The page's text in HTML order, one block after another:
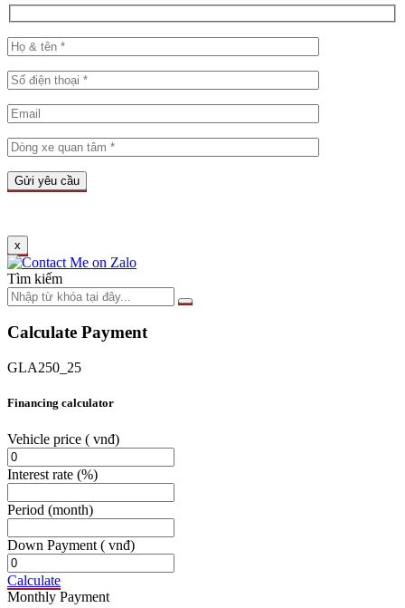
x
Tìm kiếm
Calculate Payment
GLA250_25
Financing calculator
Vehicle price ( vnđ)
Interest rate (%)
Period (month)
Down Payment ( vnđ)
Calculate
Monthly Payment